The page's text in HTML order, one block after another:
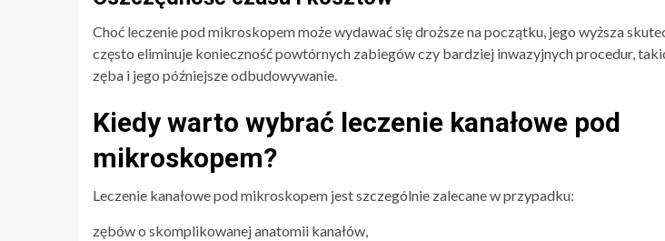
Choć leczenie pod mikroskopem może wydawać się droższe na początku, jego wyższa
często eliminuje konieczność powtórnych zabiegów czy bardziej inwazyjnych procedur,
zęba i jego późniejsze odbudowywanie.
Kiedy warto wybrać leczenie kanałowe pod
mikroskopem?
Leczenie kanałowe pod mikroskopem jest szczególnie zalecane w przypadku:
zębów o skomplikowanej anatomii kanałów,